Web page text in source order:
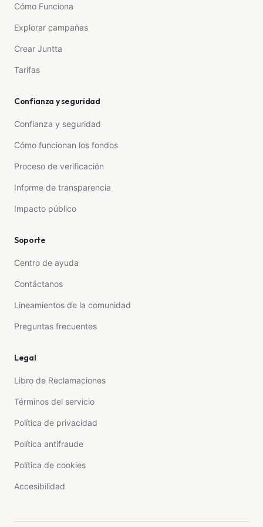
Dona ahora. Cada minuto cuenta. Cada aporte salva
Cómo Funciona
Explorar campañas
Crear Juntta
Tarifas
Confianza y seguridad
Confianza y seguridad
Cómo funcionan los fondos
Proceso de verificación
Informe de transparencia
Impacto público
Soporte
Centro de ayuda
Contáctanos
Lineamientos de la comunidad
Preguntas frecuentes
Legal
Libro de Reclamaciones
Términos del servicio
Política de privacidad
Política antifraude
Política de cookies
Accesibilidad